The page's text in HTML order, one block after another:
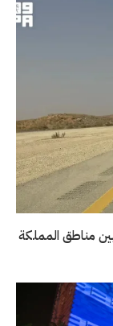
مناطق المملكة